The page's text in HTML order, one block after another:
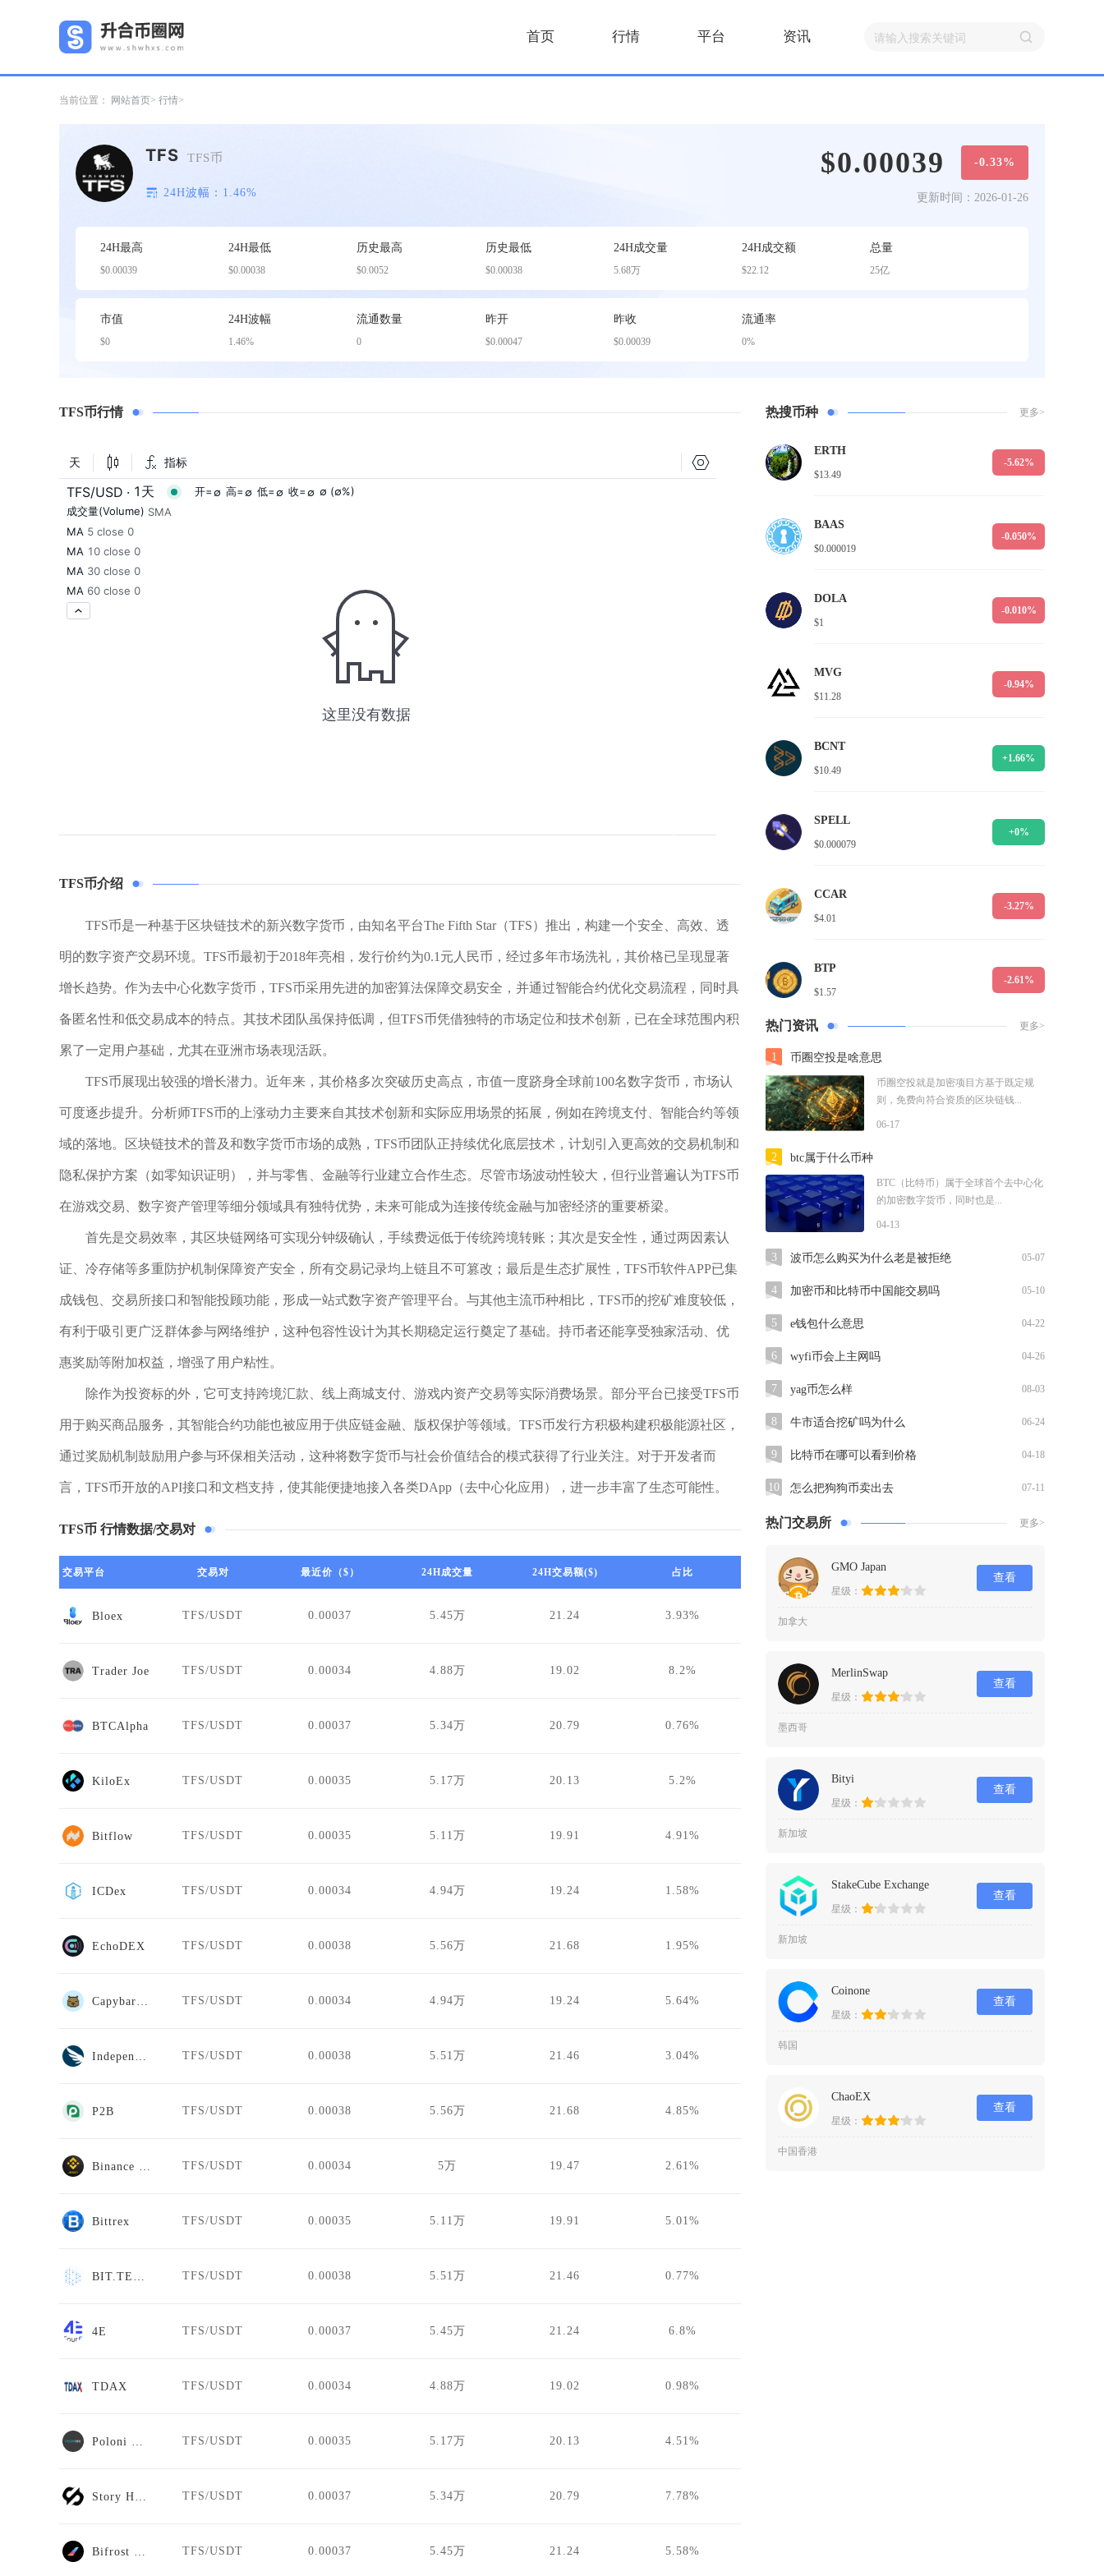
首页 行情 平台 资讯
当前位置： 网站首页 行情
TFS TFS币
24H波幅：1.46%
$0.00039 -0.33%
更新时间：2026-01-26
24H最高
$0.00039
24H最低
$0.00038
历史最高
$0.0052
历史最低
$0.00038
24H成交量
5.68万
24H成交额
$22.12
总量
25亿
市值
$0
24H波幅
1.46%
流通数量
0
昨开
$0.00047
昨收
$0.00039
流通率
0%
TFS币行情
TFS币介绍
TFS币是一种基于区块链技术的新兴数字货币，由知名平台The Fifth Star（TFS）推出，构建一个安全、高效、透
明的数字资产交易环境。TFS币最初于2018年亮相，发行价约为0.1元人民币，经过多年市场洗礼，其价格已呈现显著
增长趋势。作为去中心化数字货币，TFS币采用先进的加密算法保障交易安全，并通过智能合约优化交易流程，同时具
备匿名性和低交易成本的特点。其技术团队虽保持低调，但TFS币凭借独特的市场定位和技术创新，已在全球范围内积
累了一定用户基础，尤其在亚洲市场表现活跃。
TFS币展现出较强的增长潜力。近年来，其价格多次突破历史高点，市值一度跻身全球前100名数字货币，市场认
可度逐步提升。分析师TFS币的上涨动力主要来自其技术创新和实际应用场景的拓展，例如在跨境支付、智能合约等领
域的落地。区块链技术的普及和数字货币市场的成熟，TFS币团队正持续优化底层技术，计划引入更高效的交易机制和
隐私保护方案（如零知识证明），并与零售、金融等行业建立合作生态。尽管市场波动性较大，但行业普遍认为TFS币
在游戏交易、数字资产管理等细分领域具有独特优势，未来可能成为连接传统金融与加密经济的重要桥梁。
首先是交易效率，其区块链网络可实现分钟级确认，手续费远低于传统跨境转账；其次是安全性，通过两因素认
证、冷存储等多重防护机制保障资产安全，所有交易记录均上链且不可篡改；最后是生态扩展性，TFS币软件APP已集
成钱包、交易所接口和智能投顾功能，形成一站式数字资产管理平台。与其他主流币种相比，TFS币的挖矿难度较低，
有利于吸引更广泛群体参与网络维护，这种包容性设计为其长期稳定运行奠定了基础。持币者还能享受独家活动、优
惠奖励等附加权益，增强了用户粘性。
除作为投资标的外，它可支持跨境汇款、线上商城支付、游戏内资产交易等实际消费场景。部分平台已接受TFS币
用于购买商品服务，其智能合约功能也被应用于供应链金融、版权保护等领域。TFS币发行方积极构建积极能源社区，
通过奖励机制鼓励用户参与环保相关活动，这种将数字货币与社会价值结合的模式获得了行业关注。对于开发者而
言，TFS币开放的API接口和文档支持，使其能便捷地接入各类DApp（去中心化应用），进一步丰富了生态可能性。
TFS币 行情数据/交易对
交易平台 交易对 最近价（$） 24H成交量 24H交易额($) 占比
Bloex TFS/USDT 0.00037 5.45万 21.24 3.93%
Trader Joe TFS/USDT 0.00034 4.88万 19.02 8.2%
BTCAlpha TFS/USDT 0.00037 5.34万 20.79 0.76%
KiloEx TFS/USDT 0.00035 5.17万 20.13 5.2%
Bitflow TFS/USDT 0.00035 5.11万 19.91 4.91%
ICDex TFS/USDT 0.00034 4.94万 19.24 1.58%
EchoDEX TFS/USDT 0.00038 5.56万 21.68 1.95%
TFS/USDT 0.00034 4.94万 19.24 5.64%
TFS/USDT 0.00038 5.51万 21.46 3.04%
P2B TFS/USDT 0.00038 5.56万 21.68 4.85%
TFS/USDT 0.00034 5万 19.47 2.61%
Bittrex TFS/USDT 0.00035 5.11万 19.91 5.01%
TFS/USDT 0.00038 5.51万 21.46 0.77%
4E TFS/USDT 0.00037 5.45万 21.24 6.8%
TDAX TFS/USDT 0.00034 4.88万 19.02 0.98%
TFS/USDT 0.00035 5.17万 20.13 4.51%
TFS/USDT 0.00037 5.34万 20.79 7.78%
TFS/USDT 0.00037 5.45万 21.24 5.58%
热搜币种 更多>
ERTH
$13.49
-5.62%
BAAS
$0.000019
-0.050%
DOLA
$1
-0.010%
MVG
$11.28
-0.94%
BCNT
$10.49
+1.66%
SPELL
$0.000079
+0%
CCAR
$4.01
-3.27%
BTP
$1.57
-2.61%
热门资讯 更多>
1 币圈空投是啥意思
币圈空投就是加密项目方基于既定规
则，免费向符合资质的区块链钱...
06-17
2 btc属于什么币种
BTC（比特币）属于全球首个去中心化
的加密数字货币，同时也是...
04-13
3 波币怎么购买为什么老是被拒绝 05-07
4 加密币和比特币中国能交易吗 05-10
5 e钱包什么意思 04-22
6 wyfi币会上主网吗 04-26
7 yag币怎么样 08-03
8 牛市适合挖矿吗为什么 06-24
9 比特币在哪可以看到价格 04-18
10 怎么把狗狗币卖出去 07-11
热门交易所 更多>
GMO Japan
星级：
查看
加拿大
MerlinSwap
星级：
查看
墨西哥
Bityi
星级：
查看
新加坡
StakeCube Exchange
星级：
查看
新加坡
Coinone
星级：
查看
韩国
ChaoEX
星级：
查看
中国香港